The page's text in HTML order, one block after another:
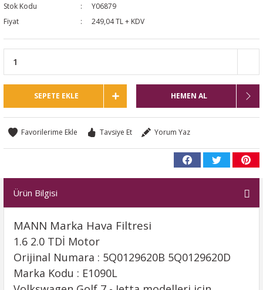
Stok Kodu
Y06879
Fiyat
249,04 TL + KDV
SEPETE EKLE HEMEN AL
Tavsiye Et Yorum Yaz
Ürün Bilgisi
MANN Marka Hava Filtresi
1.6 2.0 TDİ Motor
Orijinal Numara : 5Q0129620B 5Q0129620D
Marka Kodu : E1090L